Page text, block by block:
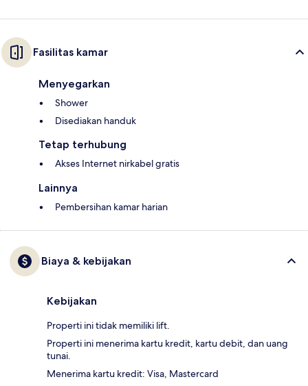
Fasilitas kamar
Menyegarkan
Shower
Disediakan handuk
Tetap terhubung
Akses Internet nirkabel gratis
Lainnya
Pembersihan kamar harian
Biaya & kebijakan
Kebijakan
Properti ini tidak memiliki lift.
Properti ini menerima kartu kredit, kartu debit, dan uang
tunai.
Menerima kartu kredit: Visa, Mastercard